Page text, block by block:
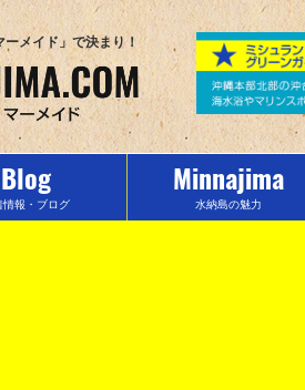
メイド」で決まり！
Blog
情報・ブログ
Minnajima
水納島の魅力